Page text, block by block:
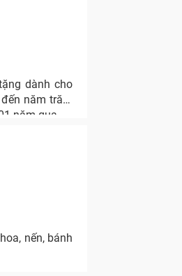
dành cho
năm trăm
năm qua.
nến, bánh